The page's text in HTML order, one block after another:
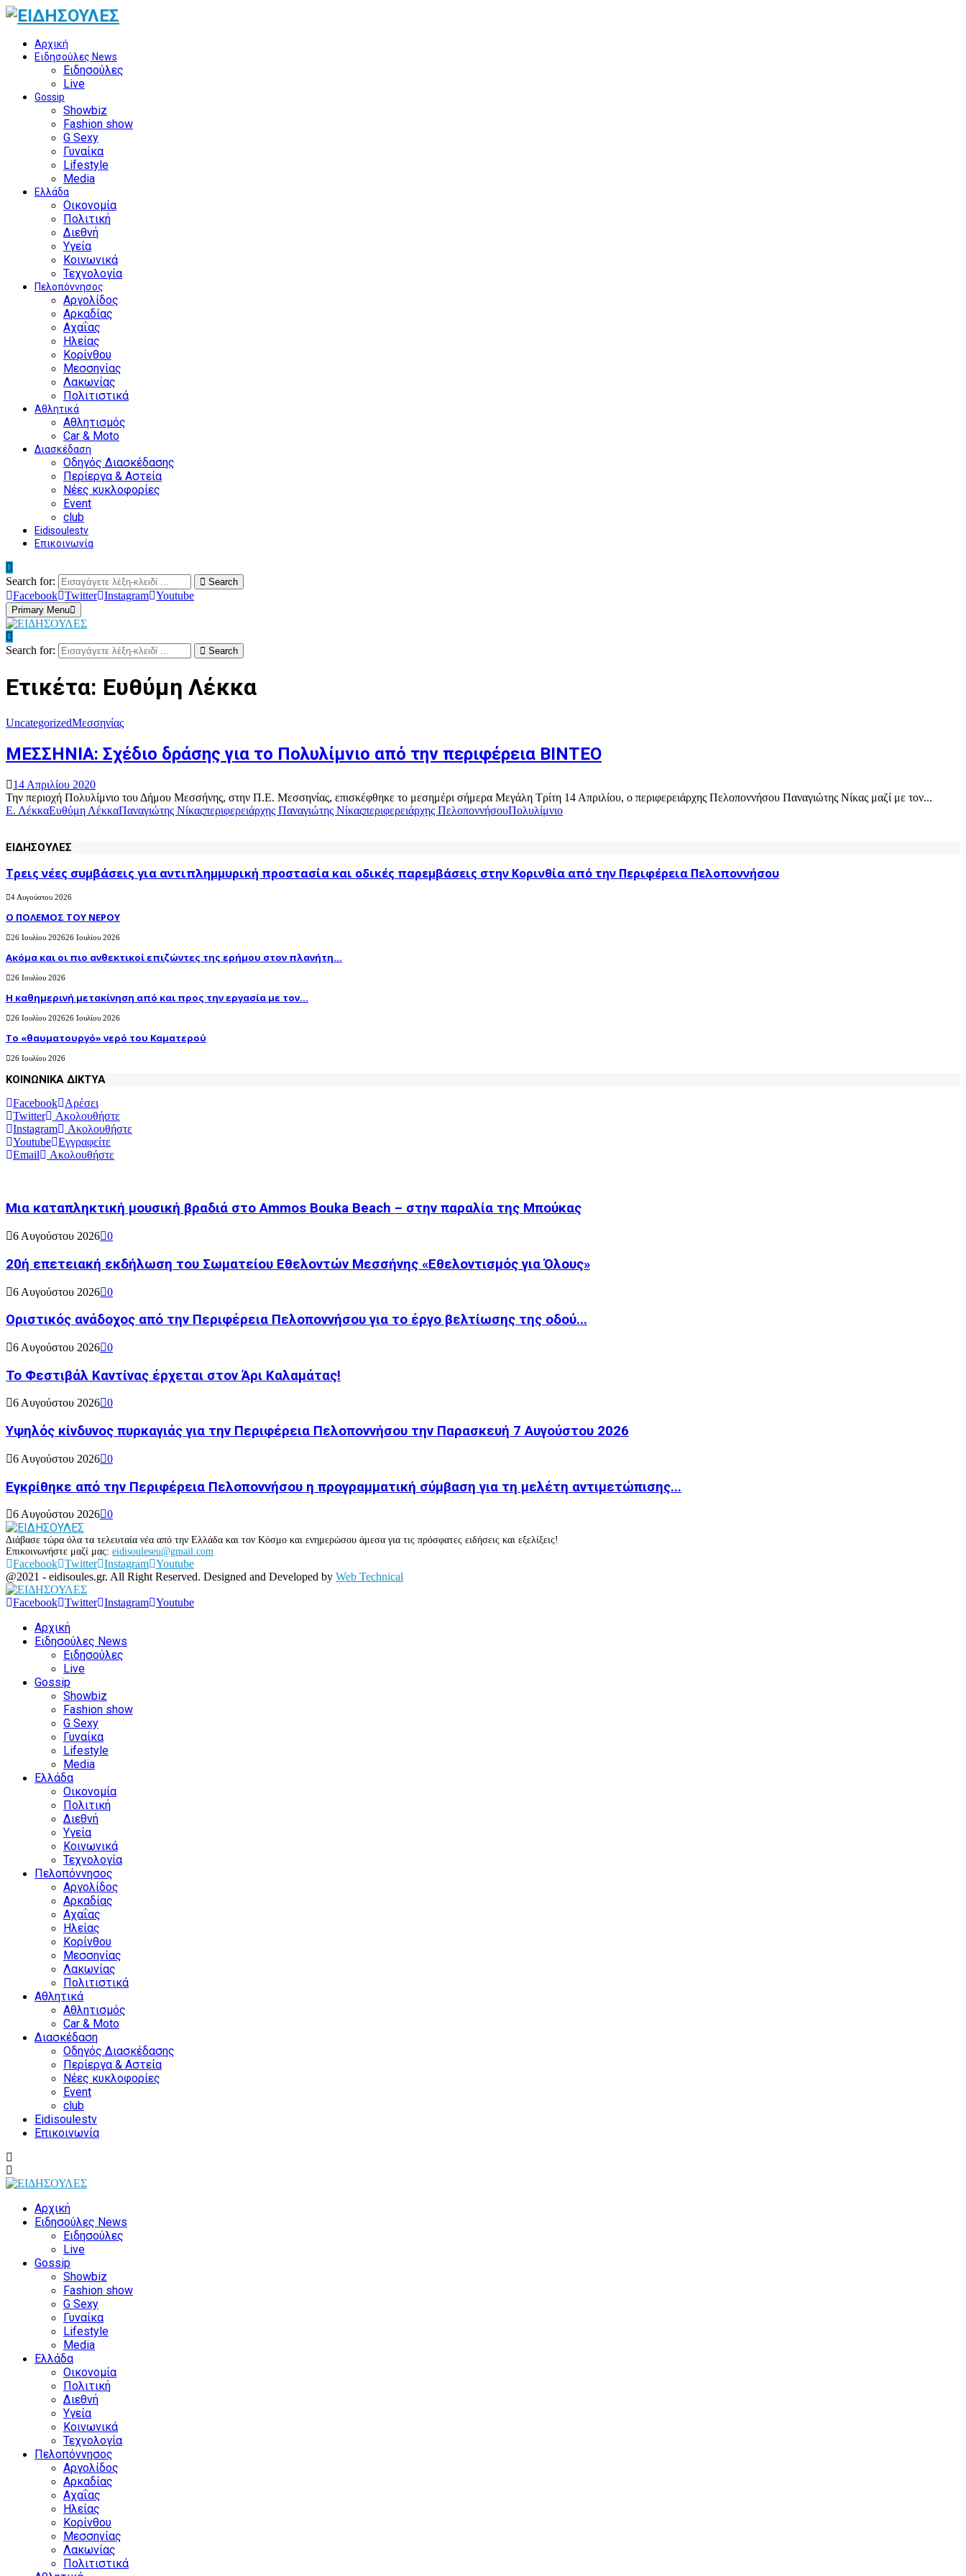
Αρχική
Ειδησούλες News
Ειδησούλες
Live
Gossip
Showbiz
Fashion show
G Sexy
Γυναίκα
Lifestyle
Media
Ελλάδα
Οικονομία
Πολιτική
Διεθνή
Υγεία
Κοινωνικά
Τεχνολογία
Πελοπόννησος
Αργολίδος
Αρκαδίας
Αχαΐας
Ηλείας
Κορίνθου
Μεσσηνίας
Λακωνίας
Πολιτιστικά
Αθλητικά
Αθλητισμός
Car & Moto
Διασκέδαση
Οδηγός Διασκέδασης
Περίεργα & Αστεία
Νέες κυκλοφορίες
Event
club
Eidisoulestv
Επικοινωνία
Search for: Search
Facebook Twitter Instagram Youtube
Primary Menu
Search for: Search
Ετικέτα: Ευθύμη Λέκκα
UncategorizedΜεσσηνίας
ΜΕΣΣΗΝΙΑ: Σχέδιο δράσης για το Πολυλίμνιο από την περιφέρεια ΒΙΝΤΕΟ
14 Απριλίου 2020
Την περιοχή Πολυλίμνιο του Δήμου Μεσσήνης, στην Π.Ε. Μεσσηνίας, επισκέφθηκε το μεσημέρι σήμερα Μεγάλη Τρίτη 14 Απριλίου, ο περιφερειάρχης Πελοποννήσου Παναγιώτης Νίκας μαζί με τον...
Ε. ΛέκκαΕυθύμη ΛέκκαΠαναγιώτης Νίκαςπεριφερειάρχης Παναγιώτης Νίκαςπεριφερειάρχης ΠελοποννήσουΠολυλίμνιο
ΕΙΔΗΣΟΥΛΕΣ
Τρεις νέες συμβάσεις για αντιπλημμυρική προστασία και οδικές παρεμβάσεις στην Κορινθία από την Περιφέρεια Πελοποννήσου
4 Αυγούστου 2026
Ο ΠΟΛΕΜΟΣ ΤΟΥ ΝΕΡΟΥ
26 Ιουλίου 202626 Ιουλίου 2026
Ακόμα και οι πιο ανθεκτικοί επιζώντες της ερήμου στον πλανήτη...
26 Ιουλίου 2026
H καθημερινή μετακίνηση από και προς την εργασία με τον...
26 Ιουλίου 202626 Ιουλίου 2026
Το «θαυματουργό» νερό του Καματερού
26 Ιουλίου 2026
ΚΟΙΝΩΝΙΚΑ ΔΙΚΤΥΑ
Facebook
Αρέσει
Twitter
Ακολουθήστε
Instagram
Ακολουθήστε
Youtube Εγγραφείτε
Email
Ακολουθήστε
Μια καταπληκτική μουσική βραδιά στο Ammos Bouka Beach – στην παραλία της Μπούκας
6 Αυγούστου 2026 0
20ή επετειακή εκδήλωση του Σωματείου Εθελοντών Μεσσήνης «Εθελοντισμός για Όλους»
6 Αυγούστου 2026 0
Οριστικός ανάδοχος από την Περιφέρεια Πελοποννήσου για το έργο βελτίωσης της οδού...
6 Αυγούστου 2026 0
Το Φεστιβάλ Καντίνας έρχεται στον Άρι Καλαμάτας!
6 Αυγούστου 2026 0
Υψηλός κίνδυνος πυρκαγιάς για την Περιφέρεια Πελοποννήσου την Παρασκευή 7 Αυγούστου 2026
6 Αυγούστου 2026 0
Εγκρίθηκε από την Περιφέρεια Πελοποννήσου η προγραμματική σύμβαση για τη μελέτη αντιμετώπισης...
6 Αυγούστου 2026 0
Διάβασε τώρα όλα τα τελευταία νέα από την Ελλάδα και τον Κόσμο και ενημερώσου άμεσα για τις πρόσφατες ειδήσεις και εξελίξεις!
Επικοινωνήστε μαζί μας: eidisouleseu@gmail.com
Facebook Twitter Instagram Youtube
@2021 - eidisoules.gr. All Right Reserved. Designed and Developed by Web Technical
Facebook Twitter Instagram Youtube
Αρχική
Ειδησούλες News
Ειδησούλες
Live
Gossip
Showbiz
Fashion show
G Sexy
Γυναίκα
Lifestyle
Media
Ελλάδα
Οικονομία
Πολιτική
Διεθνή
Υγεία
Κοινωνικά
Τεχνολογία
Πελοπόννησος
Αργολίδος
Αρκαδίας
Αχαΐας
Ηλείας
Κορίνθου
Μεσσηνίας
Λακωνίας
Πολιτιστικά
Αθλητικά
Αθλητισμός
Car & Moto
Διασκέδαση
Οδηγός Διασκέδασης
Περίεργα & Αστεία
Νέες κυκλοφορίες
Event
club
Eidisoulestv
Επικοινωνία
Αρχική
Ειδησούλες News
Ειδησούλες
Live
Gossip
Showbiz
Fashion show
G Sexy
Γυναίκα
Lifestyle
Media
Ελλάδα
Οικονομία
Πολιτική
Διεθνή
Υγεία
Κοινωνικά
Τεχνολογία
Πελοπόννησος
Αργολίδος
Αρκαδίας
Αχαΐας
Ηλείας
Κορίνθου
Μεσσηνίας
Λακωνίας
Πολιτιστικά